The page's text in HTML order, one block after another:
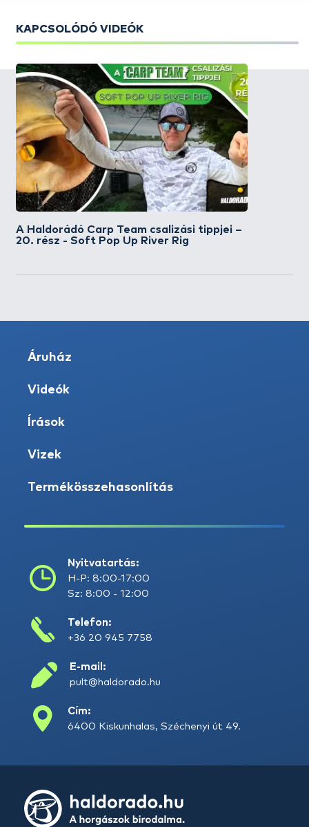
KAPCSOLÓDÓ VIDEÓK
A Haldorádó Carp Team csalizási tippjei –
20. rész - Soft Pop Up River Rig
Áruház
Videók
Írások
Vizek
Termékösszehasonlítás
Nyitvatartás:
H-P: 8:00-17:00
Sz: 8:00 - 12:00
Telefon:
+36 20 945 7758
E-mail:
pult@haldorado.hu
Cím:
6400 Kiskunhalas, Széchenyi út 49.